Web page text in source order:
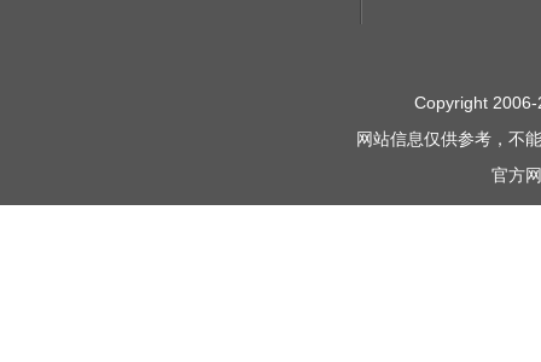
Copyright
网站信息仅供参考，不
官方